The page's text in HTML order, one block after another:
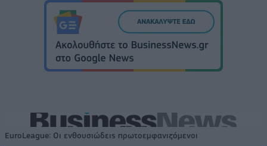
EuroLeague: Οι ενθουσιώδεις πρωτοεμφανιζόμενοι